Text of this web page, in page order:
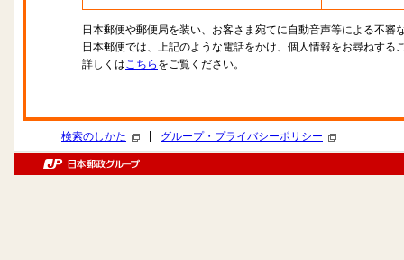
日本郵便や郵便局を装い、お客さま宛てに自動音声等による不審
日本郵便では、上記のような電話をかけ、個人情報をお尋ねする
詳しくはこちら をご覧ください。
検索のしかた グループ・プライバシーポリシー